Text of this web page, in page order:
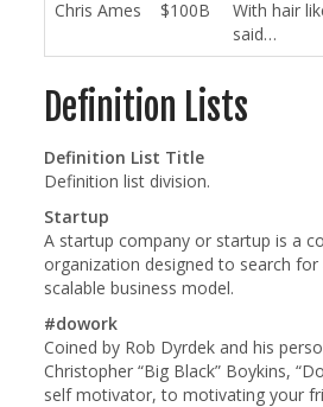
Chris Ames
$100B
With hair
said…
Definition Lists
Definition List Title
Definition list division.
Startup
A startup company or startup is a
organization designed to search for
scalable business model.
#dowork
Coined by Rob Dyrdek and his
Christopher “Big Black” Boykins,
self motivator, to motivating your